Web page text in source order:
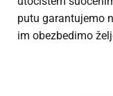
putu garantujemo
im obezbedimo